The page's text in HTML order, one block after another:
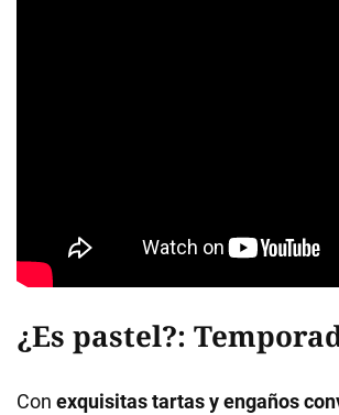
¿Es pastel?:
Con exquisitas tartas y engaños